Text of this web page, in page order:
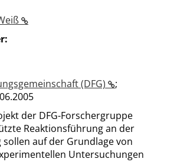
(DFG)
;
der DFG-Forschergruppe
Reaktionsführung an der
sollen auf der Grundlage von
Untersuchungen